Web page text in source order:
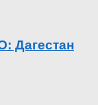
Дагестан